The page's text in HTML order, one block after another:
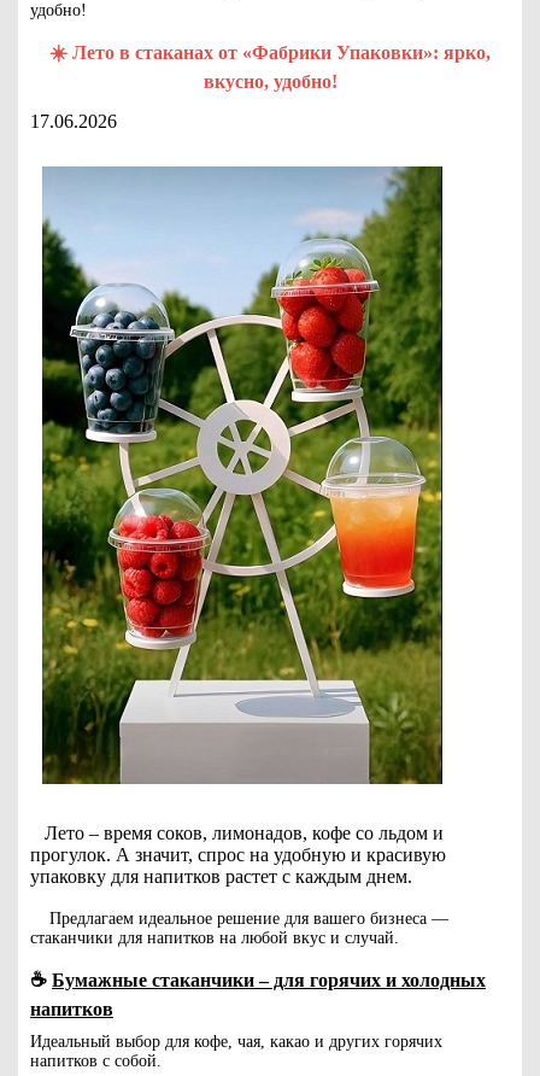
удобно!
☀️ Лето в стаканах от «Фабрики Упаковки»: ярко,
вкусно, удобно!
17.06.2026
Лето – время соков, лимонадов, кофе со льдом и
прогулок. А значит, спрос на удобную и красивую
упаковку для напитков растет с каждым днем.
Предлагаем идеальное решение для вашего бизнеса —
стаканчики для напитков на любой вкус и случай.
☕ Бумажные стаканчики – для горячих и холодных
напитков
Идеальный выбор для кофе, чая, какао и других горячих
напитков с собой.